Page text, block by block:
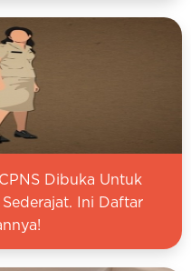
Dibuka Untuk
Ini Daftar